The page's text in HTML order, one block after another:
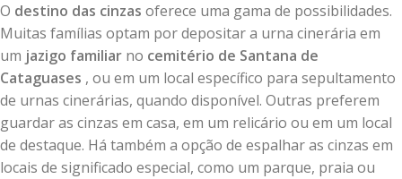
O destino das cinzas oferece uma gama de possibilidades.
Muitas famílias optam por depositar a urna cinerária em
um jazigo familiar no cemitério de Santana de
Cataguases , ou em um local específico para sepultamento
de urnas cinerárias, quando disponível. Outras preferem
guardar as cinzas em casa, em um relicário ou em um local
de destaque. Há também a opção de espalhar as cinzas em
locais de significado especial, como um parque, praia ou